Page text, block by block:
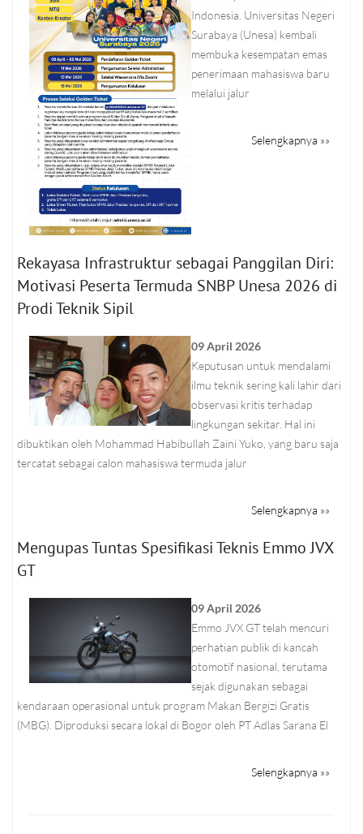
Indonesia. Universitas Negeri
Surabaya (Unesa) kembali
membuka kesempatan emas
penerimaan mahasiswa baru
melalui jalur
Selengkapnya »»
Rekayasa Infrastruktur sebagai Panggilan Diri:
Motivasi Peserta Termuda SNBP Unesa 2026 di
Prodi Teknik Sipil
09 April 2026
Keputusan untuk mendalami
ilmu teknik sering kali lahir dari
observasi kritis terhadap
lingkungan sekitar. Hal ini
dibuktikan oleh Mohammad Habibullah Zaini Yuko, yang baru saja
tercatat sebagai calon mahasiswa termuda jalur
Selengkapnya »»
Mengupas Tuntas Spesifikasi Teknis Emmo JVX
GT
09 April 2026
Emmo JVX GT telah mencuri
perhatian publik di kancah
otomotif nasional, terutama
sejak digunakan sebagai
kendaraan operasional untuk program Makan Bergizi Gratis
(MBG). Diproduksi secara lokal di Bogor oleh PT Adlas Sarana El
Selengkapnya »»